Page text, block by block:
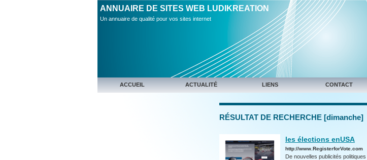
ANNUAIRE DE SITES WEB LUDIKREATION
Un annuaire de qualité pour vos sites internet
ACCUEIL ACTUALITÉ LIENS CONTACT
RÉSULTAT DE RECHERCHE [dimanche]
les élections enUSA
http://www.RegisterforVote.com
De nouvelles publicités